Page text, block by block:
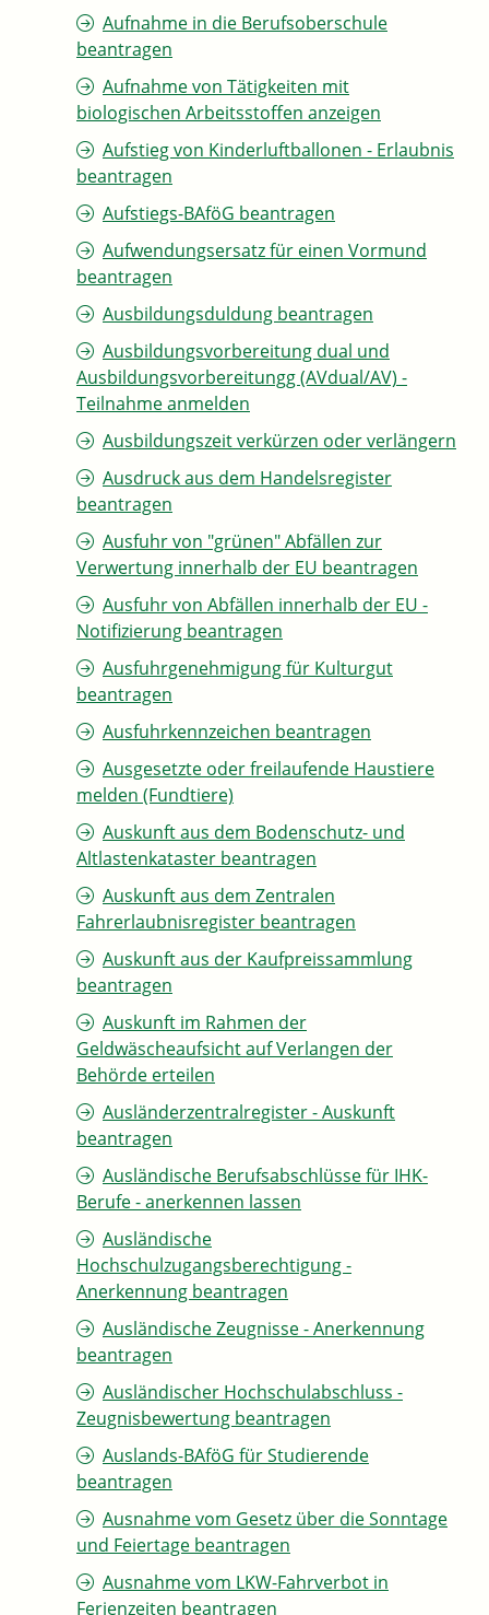
Aufnahme in die Berufsoberschule
beantragen
Aufnahme von Tätigkeiten mit
biologischen Arbeitsstoffen anzeigen
Aufstieg von Kinderluftballonen - Erlaubnis
beantragen
Aufstiegs-BAföG beantragen
Aufwendungsersatz für einen Vormund
beantragen
Ausbildungsduldung beantragen
Ausbildungsvorbereitung dual und
Ausbildungsvorbereitungg (AVdual/AV) -
Teilnahme anmelden
Ausbildungszeit verkürzen oder verlängern
Ausdruck aus dem Handelsregister
beantragen
Ausfuhr von "grünen" Abfällen zur
Verwertung innerhalb der EU beantragen
Ausfuhr von Abfällen innerhalb der EU -
Notifizierung beantragen
Ausfuhrgenehmigung für Kulturgut
beantragen
Ausfuhrkennzeichen beantragen
Ausgesetzte oder freilaufende Haustiere
melden (Fundtiere)
Auskunft aus dem Bodenschutz- und
Altlastenkataster beantragen
Auskunft aus dem Zentralen
Fahrerlaubnisregister beantragen
Auskunft aus der Kaufpreissammlung
beantragen
Auskunft im Rahmen der
Geldwäscheaufsicht auf Verlangen der
Behörde erteilen
Ausländerzentralregister - Auskunft
beantragen
Ausländische Berufsabschlüsse für IHK-
Berufe - anerkennen lassen
Ausländische
Hochschulzugangsberechtigung -
Anerkennung beantragen
Ausländische Zeugnisse - Anerkennung
beantragen
Ausländischer Hochschulabschluss -
Zeugnisbewertung beantragen
Auslands-BAföG für Studierende
beantragen
Ausnahme vom Gesetz über die Sonntage
und Feiertage beantragen
Ausnahme vom LKW-Fahrverbot in
Ferienzeiten beantragen